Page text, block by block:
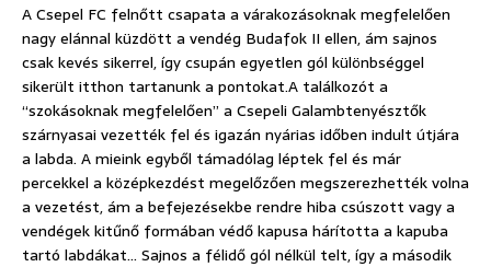
A Csepel FC felnőtt csapata a várakozásoknak megfelelően
nagy elánnal küzdött a vendég Budafok II ellen, ám sajnos
csak kevés sikerrel, így csupán egyetlen gól különbséggel
sikerült itthon tartanunk a pontokat.A találkozót a
“szokásoknak megfelelően” a Csepeli Galambtenyésztők
szárnyasai vezették fel és igazán nyárias időben indult útjára
a labda. A mieink egyből támadólag léptek fel és már
percekkel a középkezdést megelőzően megszerezhették volna
a vezetést, ám a befejezésekbe rendre hiba csúszott vagy a
vendégek kitűnő formában védő kapusa hárította a kapuba
tartó labdákat… Sajnos a félidő gól nélkül telt, így a második